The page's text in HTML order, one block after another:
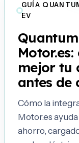
GUÍA
EV
mejor tu
antes de
Cómo la
Motor.es
ahorro,